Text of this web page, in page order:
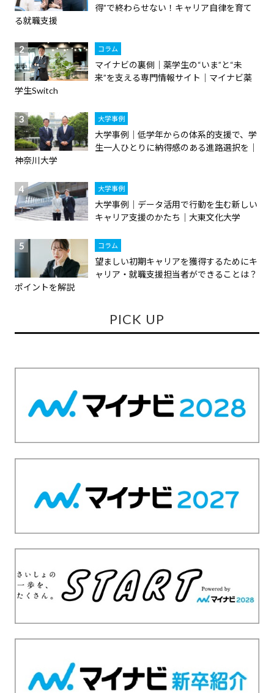
得”で終わらせない！キャリア自律を育て
る就職支援
コラム
マイナビの裏側｜薬学生の“いま”と“未
来”を支える専門情報サイト｜マイナビ薬
学生Switch
大学事例
大学事例｜低学年からの体系的支援で、学
生一人ひとりに納得感のある進路選択を｜
神奈川大学
大学事例
大学事例｜データ活用で行動を生む新しい
キャリア支援のかたち｜大東文化大学
コラム
望ましい初期キャリアを獲得するためにキ
ャリア・就職支援担当者ができることは？
ポイントを解説
PICK UP